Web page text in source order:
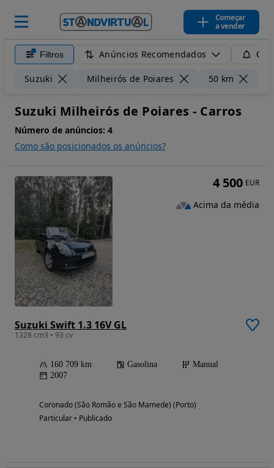
Começar
a vender
Filtros Anúncios Recomendados
Suzuki Milheirós de Poiares 50 km
Suzuki Milheirós de Poiares - Carros
Número de anúncios: 4
Como são posicionados os anúncios?
Suzuki Swift 1.3 16V GL
1328 cm3 • 93 cv
160 709 km Gasolina
Manual
2007
Coronado (São Romão e São Mamede) (Porto)
Particular • Publicado
4 500 EUR
Acima da média